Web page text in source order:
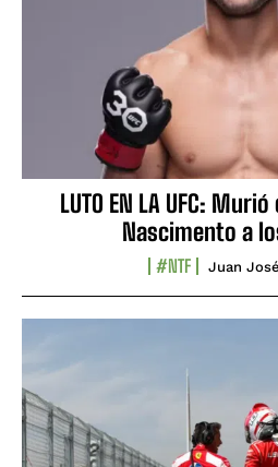
LUTO EN LA UFC:
Nascimento a
#NTF Juan